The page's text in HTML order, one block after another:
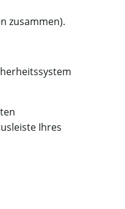
zusammen).
Ihres